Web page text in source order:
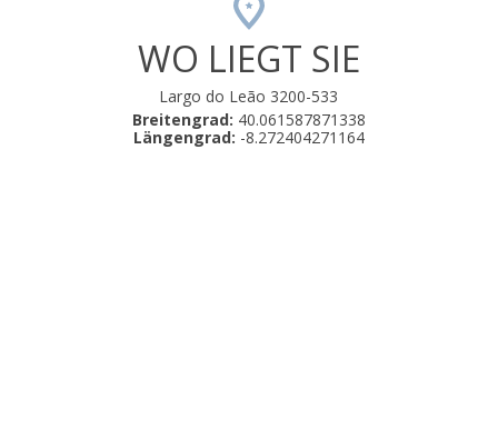
WO LIEGT SIE
Largo do Leão 3200-533
Breitengrad: 40.061587871338
Längengrad: -8.272404271164